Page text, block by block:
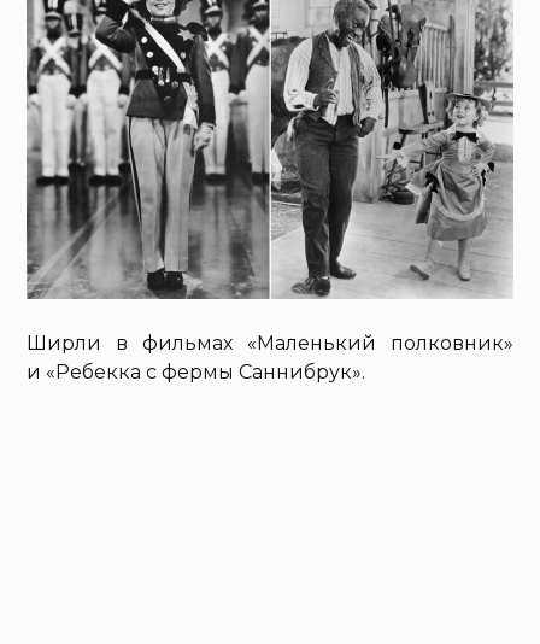
Ширли в фильмах «Маленький полковник»
и «Ребекка с фермы Саннибрук».